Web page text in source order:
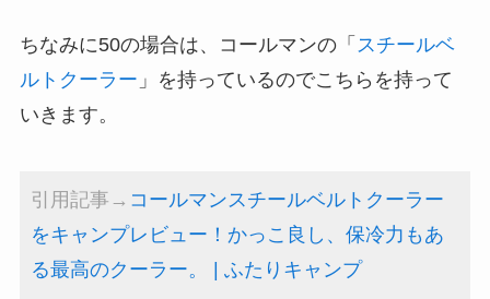
ちなみに50の場合は、コールマンの「 スチールベ
ルトクーラー 」を持っているのでこちらを持って
いきます。
引用記事→ コールマンスチールベルトクーラー
をキャンプレビュー！かっこ良し、保冷力もあ
る最高のクーラー。 | ふたりキャンプ